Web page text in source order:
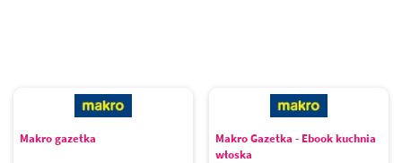
Makro gazetka
Makro Gazetka - Ebook kuchnia
włoska